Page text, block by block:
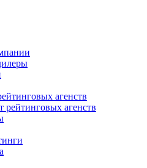
агенств
агенств